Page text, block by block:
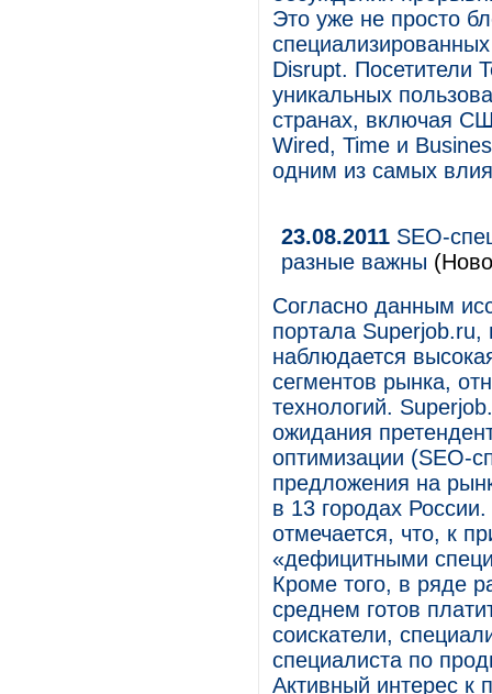
Это уже не просто
Disrupt. Посетители
уникальных
странах, включая
Wired, Time и
одним из самых
23.08.2011 SEO-
разные важны
Согласно данным
портала
наблюдается
сегментов рынка,
технологий.
ожидания
оптимизации (SEO-
предложения на
в 13 городах
отмечается, что, к
«дефицитными
Кроме того, в ряде
среднем готов
соискатели,
специалиста по
Активный интерес к